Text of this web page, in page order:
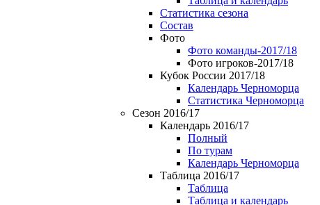
Статистика сезона
Состав
Фото
Фото команды-2017/18
Фото игроков-2017/18
Кубок России 2017/18
Календарь Черноморца
Статистика Черноморца
Сезон 2016/17
Календарь 2016/17
Полный
По турам
Календарь Черноморца
Таблица 2016/17
Таблица
Таблица и календарь